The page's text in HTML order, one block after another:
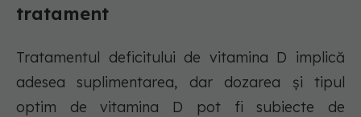
tratament
Tratamentul deficitului de vitamina D implică
adesea suplimentarea, dar dozarea și tipul
optim de vitamina D pot fi subiecte de